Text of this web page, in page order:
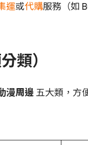
運或代購服務（如
類）
漫周邊 五大類，方